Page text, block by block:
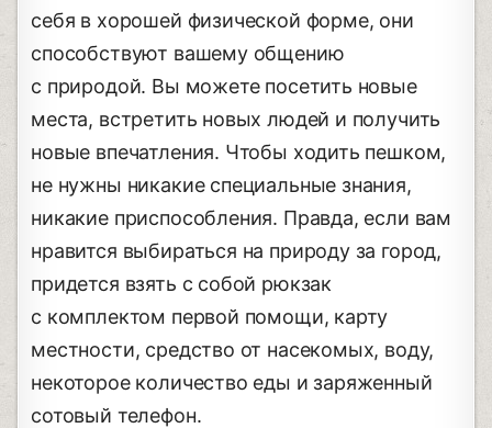
себя в хорошей физической форме, они
способствуют вашему общению
с природой. Вы можете посетить новые
места, встретить новых людей и получить
новые впечатления. Чтобы ходить пешком,
не нужны никакие специальные знания,
никакие приспособления. Правда, если вам
нравится выбираться на природу за город,
придется взять с собой рюкзак
с комплектом первой помощи, карту
местности, средство от насекомых, воду,
некоторое количество еды и заряженный
сотовый телефон.